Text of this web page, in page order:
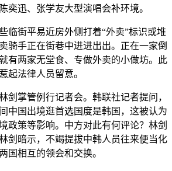
奕迅、张学友大型演唱会补环境。
街平易近房外侧打着“外卖”标识或堆
骑手正在街巷中进进出出。正在一家倒
有两家无堂食、专做外卖的小做坊。此
起法律人员留意。
掌管例行记者会。韩联社记者提问，
中国出境逛首选国度是韩国，这被认为
政策等影响。中方对此有何评论？林剑
剑暗示，不竭提拔中韩人员往来便当化
国相互的领会和交换。